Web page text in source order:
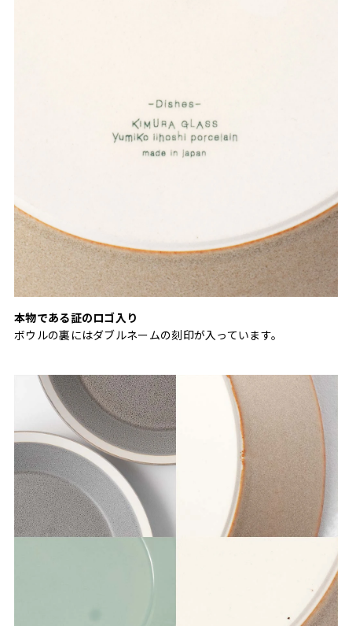
本物である証のロゴ入り
ボウルの裏にはダブルネームの刻印が入っています。